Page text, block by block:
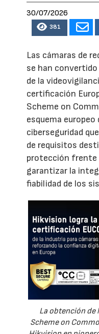
30/07/2026
381
Las cámaras de
se han
de la
certificación
Scheme on
esquema
ciberseguridad
de requisitos
protección frente
garantizar la
fiabilidad de los
La obtención de
Scheme on